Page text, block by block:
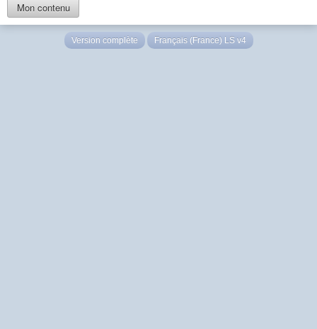
Mon contenu
Version complète Français (France) LS v4